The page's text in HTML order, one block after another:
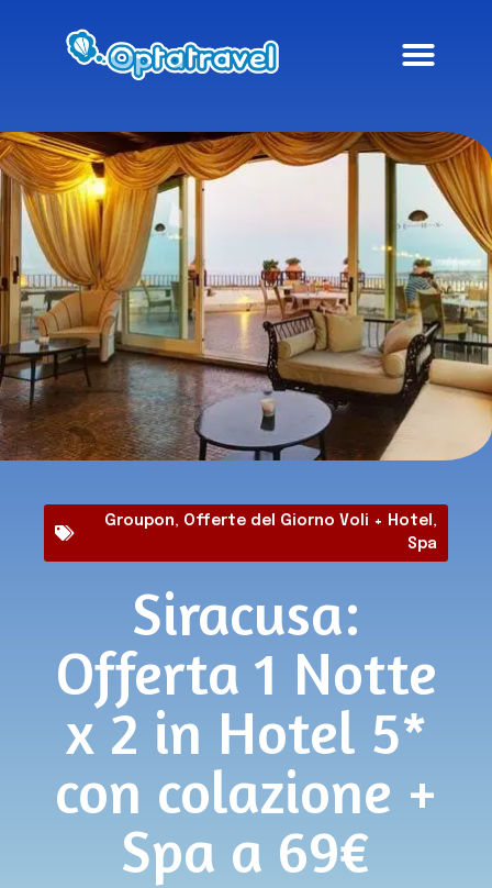
Groupon, Offerte del Giorno Voli + Hotel ,
Spa
Siracusa:
Offerta 1 Notte
x 2 in Hotel 5*
con colazione +
Spa a 69€